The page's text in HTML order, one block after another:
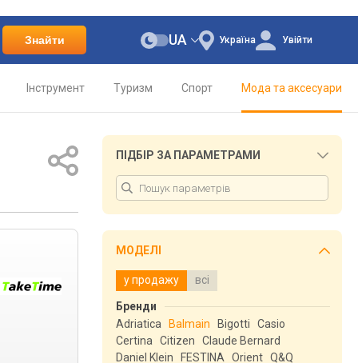
Знайти Україна
UA Увійти
Інструмент Туризм Спорт Мода та аксесуари
ПІДБІР ЗА ПАРАМЕТРАМИ
МОДЕЛІ
у продажу всі
Бренди
Adriatica
Balmain Bigotti
Casio
Certina
Citizen
Claude Bernard
Daniel Klein
FESTINA Orient Q&Q